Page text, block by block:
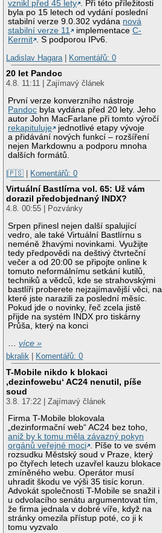
vznikl před 45 lety . Při této příležitosti
byla po 15 letech od vydání poslední
stabilní verze 9.0.302 vydána nová
stabilní verze 11
implementaceC-
Kermit . S podporou IPv6.
Ladislav Hagara | Komentářů: 0
20 let Pandoc
4.8. 11:11 | Zajímavý článek
První verze konverzního nástroje
Pandoc byla vydána před 20 lety. Jeho
autor John MacFarlane při tomto výročí
rekapituluje
jednotlivé etapy vývoje
a přidávání nových funkcí – rozšíření
nejen Markdownu a podporu mnoha
dalších formátů.
|🇵🇸 | Komentářů: 0
Virtuální Bastlírna vol. 65: Už vám
dorazil předobjednaný INDX?
4.8. 00:55 | Pozvánky
Srpen přinesl nejen další spalující
vedro, ale také Virtuální Bastlírnu s
neméně žhavými novinkami. Využijte
tedy předpovědi na deštivý čtvrteční
večer a od 20:00 se připojte online k
tomuto neformálnímu setkání kutilů,
techniků a vědců, kde se strahovskými
bastlíři proberete nejzajímavější věci, na
které jste narazili za poslední měsíc.
Pokud jde o novinky, řeč zcela jistě
přijde na systém INDX pro tiskárny
Průša, který na konci
…více »
bkralik
Komentářů: 0
T-Mobile nikdo k blokaci
‚dezinfowebu‘ AC24 nenutil, píše
soud
3.8. 17:22 | Zajímavý článek
Firma T-Mobile blokovala
„dezinformační web“ AC24 bez toho,
aniž by k tomu měla závazný pokyn
orgánů veřejné moci . Píše to ve svém
rozsudku Městský soud v Praze, který
po čtyřech letech uzavřel kauzu blokace
zmíněného webu. Operátor musí
uhradit škodu ve výši 35 tisíc korun.
Advokát společnosti T-Mobile se snažil i
u odvolacího senátu argumentovat tím,
že firma jednala v dobré víře, když na
stránky omezila přístup poté, co ji k
tomu vyzvalo